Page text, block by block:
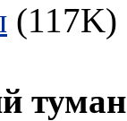
туман